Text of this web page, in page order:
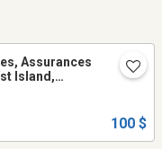
Assurances
Island,
Vaudreuil
100 $